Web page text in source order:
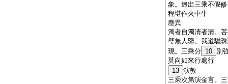
象。逈出三乘不假
程堪作火中牛
塵異
濁者自濁清者清。
璧無人鑒。我道驪
現。三乘分 10 別
莫向如來行處行
13 演教
三乘次第演金言。